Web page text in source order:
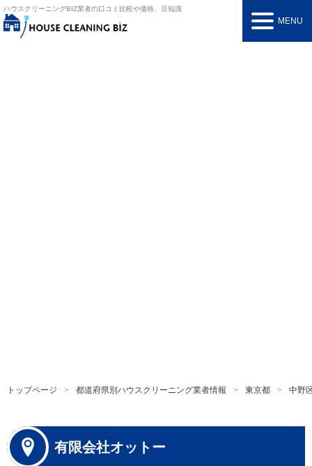
ハウスクリーニングBIZ業者の口コミ比較や価格、豆知識
MENU
トップページ 都道府県別ハウスクリーニング業者情報 東京都 中野
有限会社オットー